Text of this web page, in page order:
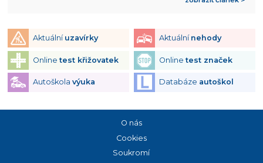
Aktuální uzavírky Aktuální nehody
Onlinetest křižovatek Onlinetest značek
Autoškola výuka Databáze autoškol
O nás
Cookies
Soukromí